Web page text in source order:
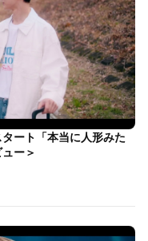
ート「本当に人形みた
ー＞